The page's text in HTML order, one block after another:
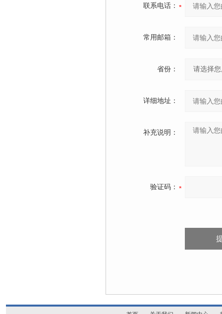
联系电话：
常用邮箱：
省份：
详细地址：
补充说明：
验证码：